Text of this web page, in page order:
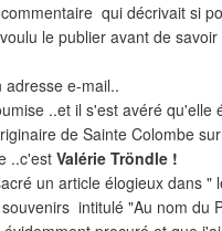
qui décrivait si
le publier avant de
adresse e-mail..
..et il s'est avéré qu'elle
de Sainte Colombe
..c'estValérie Tröndle !
un article élogieux dans "
intitulé "Au nom du